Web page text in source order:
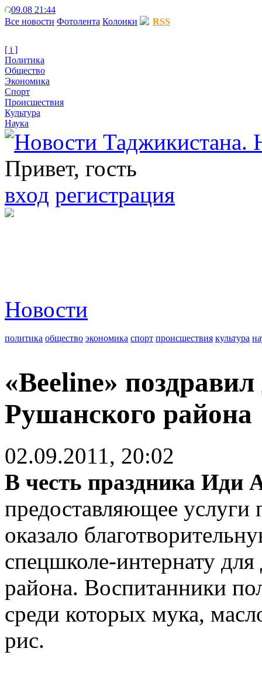
09.08 21:44
Все новости Фотолента Колонки RSS
[ i ]
Политика
Общество
Экономика
Спорт
Происшествия
Культура
Наука
Привет, гость
вход регистрация
Новости
политика общество экономика спорт происшествия культура
«Beeline» поздравил
Рушанского района
02.09.2011, 20:02
В честь праздника
предоставляющее услуги
оказало
спецшколе-интернату
района. Воспитанники
среди которых мука,
рис.